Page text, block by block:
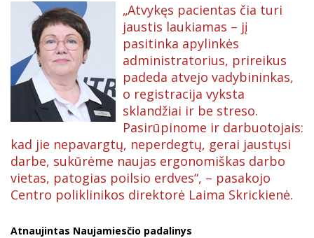
„Atvykęs pacientas čia turi
jaustis laukiamas – jį
pasitinka apylinkės
administratorius, prireikus
padeda atvejo vadybininkas,
o registracija vyksta
sklandžiai ir be streso.
Pasirūpinome ir darbuotojais:
kad jie nepavargtų, neperdegtų, gerai jaustųsi
darbe, sukūrėme naujas ergonomiškas darbo
vietas, patogias poilsio erdves“, – pasakojo
Centro poliklinikos direktorė Laima Skrickienė.
Atnaujintas Naujamiesčio padalinys